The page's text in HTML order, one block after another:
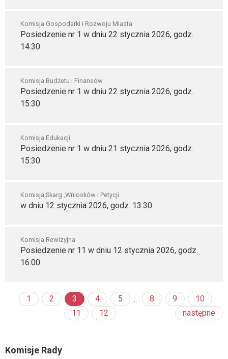
Komisja Gospodarki i Rozwoju Miasta
Posiedzenie nr 1 w dniu 22 stycznia 2026, godz.
14:30
Komisja Budżetu i Finansów
Posiedzenie nr 1 w dniu 22 stycznia 2026, godz.
15:30
Komisja Edukacji
Posiedzenie nr 1 w dniu 21 stycznia 2026, godz.
15:30
Komisja Skarg ,Wniosków i Petycji
w dniu 12 stycznia 2026, godz. 13:30
Komisja Rewizyjna
Posiedzenie nr 11 w dniu 12 stycznia 2026, godz.
16:00
1 2 3 4 5 ... 8 9
10
11
12 następne
Komisje Rady